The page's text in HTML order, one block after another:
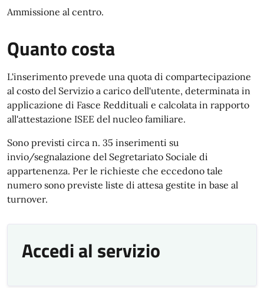
Ammissione al centro.
Quanto costa
L'inserimento prevede una quota di compartecipazione
al costo del Servizio a carico dell'utente, determinata in
applicazione di Fasce Reddituali e calcolata in rapporto
all'attestazione ISEE del nucleo familiare.
Sono previsti circa n. 35 inserimenti su
invio/segnalazione del Segretariato Sociale di
appartenenza. Per le richieste che eccedono tale
numero sono previste liste di attesa gestite in base al
turnover.
Accedi al servizio